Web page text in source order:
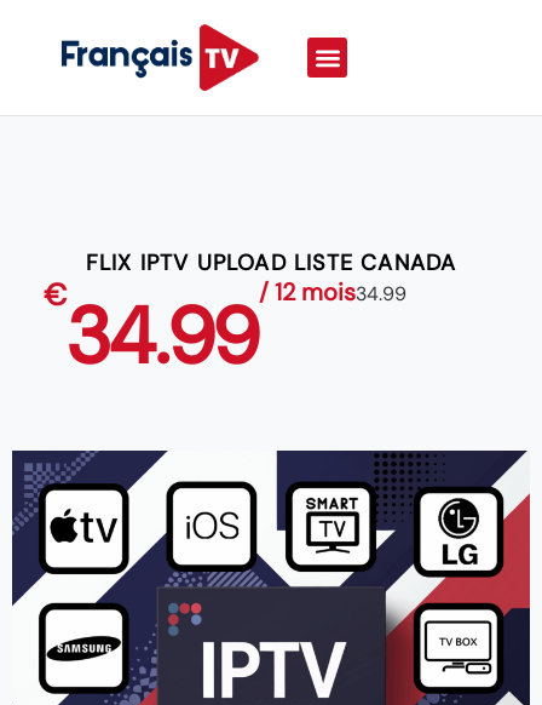
FLIX IPTV UPLOAD LISTE CANADA
€34.99/ 12 mois34.99